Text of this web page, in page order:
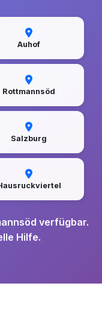
Auhof
Rottmannsöd
Salzburg
verfügbar.
Hilfe.